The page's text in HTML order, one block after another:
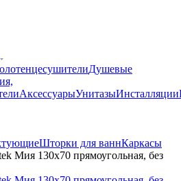
Душевые
АксессуарыУнитазыИнсталляции
Шторки для ваннКаркасы
Мия 130x70 прямоугольная, без